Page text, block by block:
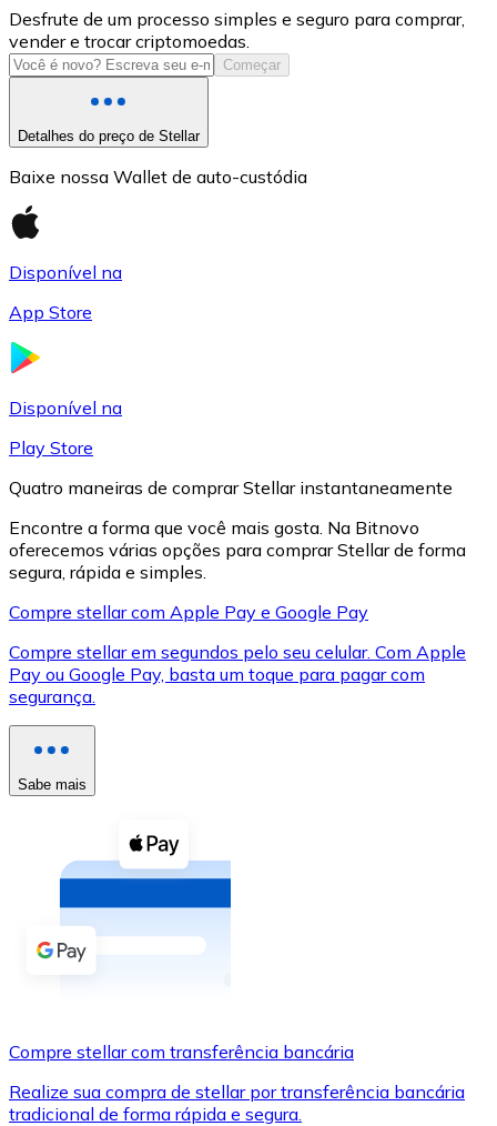
USD Coin
USDC
XRP
XRP
Ver tudo
Cupons cripto
Compre criptomoedas com dinheiro e outros
Comprar com dinheiro
Transferência SEPA
Use cartões Visa e Mastercard para comprar
Desfrute de um processo simples e seguro para comprar,
vender e trocar criptomoedas.
Começar
Detalhes do preço de Stellar
Baixe nossa Wallet de auto-custódia
Disponível na
App Store
Disponível na
Play Store
Quatro maneiras de comprar Stellar instantaneamente
Encontre a forma que você mais gosta. Na Bitnovo
oferecemos várias opções para comprar Stellar de forma
segura, rápida e simples.
Compre stellar com Apple Pay e Google Pay
Compre stellar em segundos pelo seu celular. Com Apple
Pay ou Google Pay, basta um toque para pagar com
segurança.
Sabe mais
Compre stellar com transferência bancária
Realize sua compra de stellar por transferência bancária
tradicional de forma rápida e segura.